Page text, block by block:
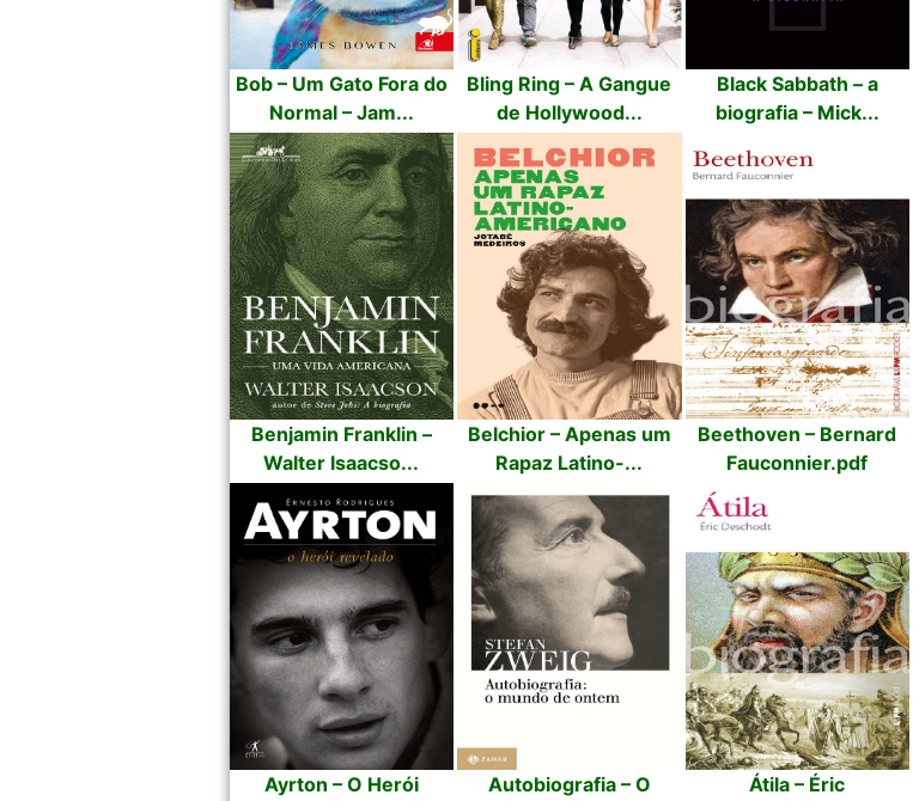
Bob – Um Gato Fora do
Normal – Jam...
Bling Ring – A Gangue
de Hollywood...
Black Sabbath – a
biografia – Mick...
Benjamin Franklin –
Walter Isaacso...
Belchior – Apenas um
Rapaz Latino-...
Beethoven – Bernard
Fauconnier.pdf
Ayrton – O Herói
Autobiografia – O
Átila – Éric